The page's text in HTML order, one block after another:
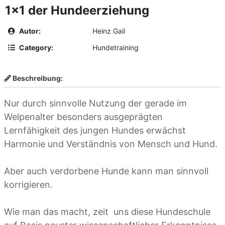
1×1 der Hundeerziehung
Autor:
Heinz Gail
Category:
Hundetraining
Beschreibung:
Nur durch sinnvolle Nutzung der gerade im
Welpenalter besonders ausgeprägten
Lernfähigkeit des jungen Hundes erwächst
Harmonie und Verständnis von Mensch und Hund.
Aber auch verdorbene Hunde kann man sinnvoll
korrigieren.
Wie man das macht, zeit uns diese Hundeschule